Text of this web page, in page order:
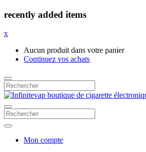
recently added items
x
Aucun produit dans votre panier
Continuez vos achats
Mon compte